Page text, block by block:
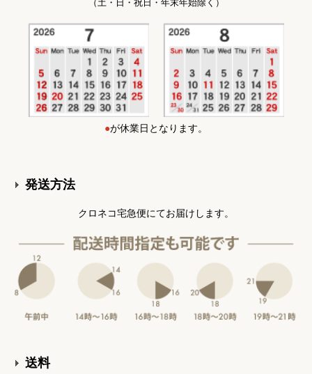
（土・日・祝日・年末年始除く）
●が休業日となります。
発送方法
クロネコ宅急便にてお届けします。
送料